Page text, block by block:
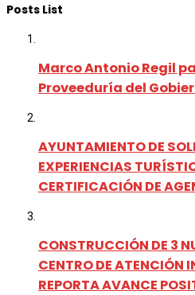
Posts List
Marco Antonio Regil
Proveeduría del
AYUNTAMIENTO DE
EXPERIENCIAS
CERTIFICACIÓN DE
CONSTRUCCIÓN DE 3
CENTRO DE ATENCIÓN
REPORTA AVANCE